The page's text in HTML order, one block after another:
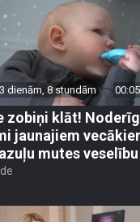
dienām, 8 stundām
zobiņi klāt!
jaunajiem
mutes veselību